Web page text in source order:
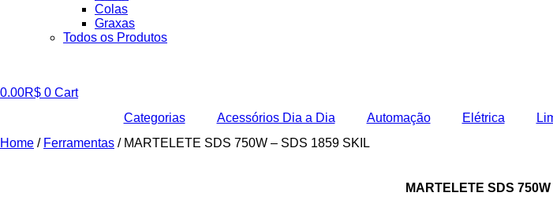
Colas
Graxas
Todos os Produtos
0.00R$ 0 Cart
Categorias
Acessórios Dia a Dia Automação Elétrica
Home / Ferramentas / MARTELETE SDS 750W – SDS 1859 SKIL
MARTELETE SDS